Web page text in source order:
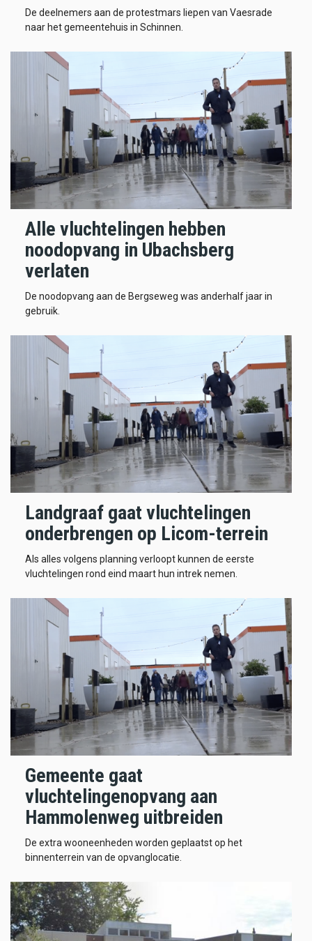
De deelnemers aan de protestmars liepen van Vaesrade
naar het gemeentehuis in Schinnen.
Alle vluchtelingen hebben
noodopvang in Ubachsberg
verlaten
De noodopvang aan de Bergseweg was anderhalf jaar in
gebruik.
Landgraaf gaat vluchtelingen
onderbrengen op Licom-terrein
Als alles volgens planning verloopt kunnen de eerste
vluchtelingen rond eind maart hun intrek nemen.
Gemeente gaat
vluchtelingenopvang aan
Hammolenweg uitbreiden
De extra wooneenheden worden geplaatst op het
binnenterrein van de opvanglocatie.